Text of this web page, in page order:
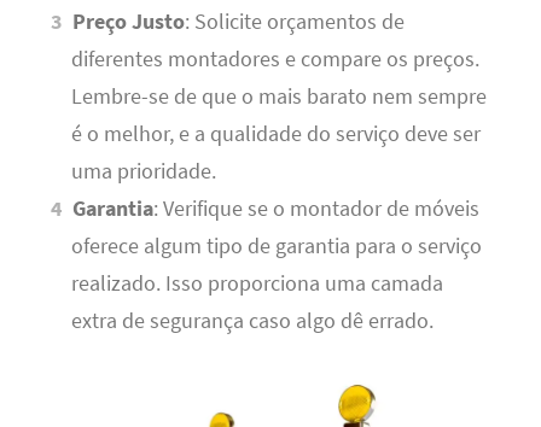
Preço Justo: Solicite orçamentos de
diferentes montadores e compare os preços.
Lembre-se de que o mais barato nem sempre
é o melhor, e a qualidade do serviço deve ser
uma prioridade.
Garantia: Verifique se o montador de móveis
oferece algum tipo de garantia para o serviço
realizado. Isso proporciona uma camada
extra de segurança caso algo dê errado.